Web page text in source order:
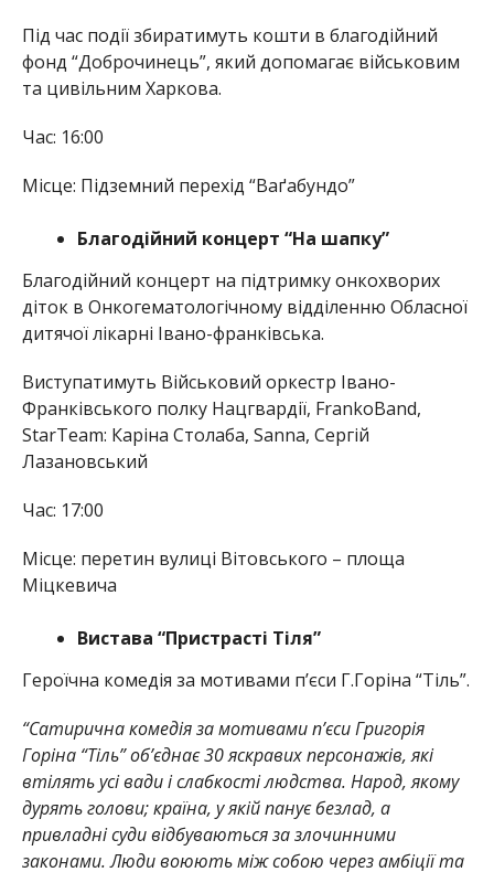
Під час події збиратимуть кошти в благодійний
фонд “Доброчинець”, який допомагає військовим
та цивільним Харкова.
Час: 16:00
Місце: Підземний перехід “Ваґабундо”
Благодійний концерт “На шапку”
Благодійний концерт на підтримку онкохворих
діток в Онкогематологічному відділенню Обласної
дитячої лікарні Івано-франківська.
Виступатимуть Військовий оркестр Івано-
Франківського полку Нацгвардії, FrankoBand,
StarTeam: Каріна Столаба, Sanna, Сергій
Лазановський
Час: 17:00
Місце: перетин вулиці Вітовського – площа
Міцкевича
Вистава “Пристрасті Тіля”
Героїчна комедія за мотивами п’єси Г.Горіна “Тіль”.
“Сатирична комедія за мотивами п’єси Григорія
Горіна “Тіль” об’єднає 30 яскравих персонажів, які
втілять усі вади і слабкості людства. Народ, якому
дурять голови; країна, у якій панує безлад, а
привладні суди відбуваються за злочинними
законами. Люди воюють між собою через амбіції та